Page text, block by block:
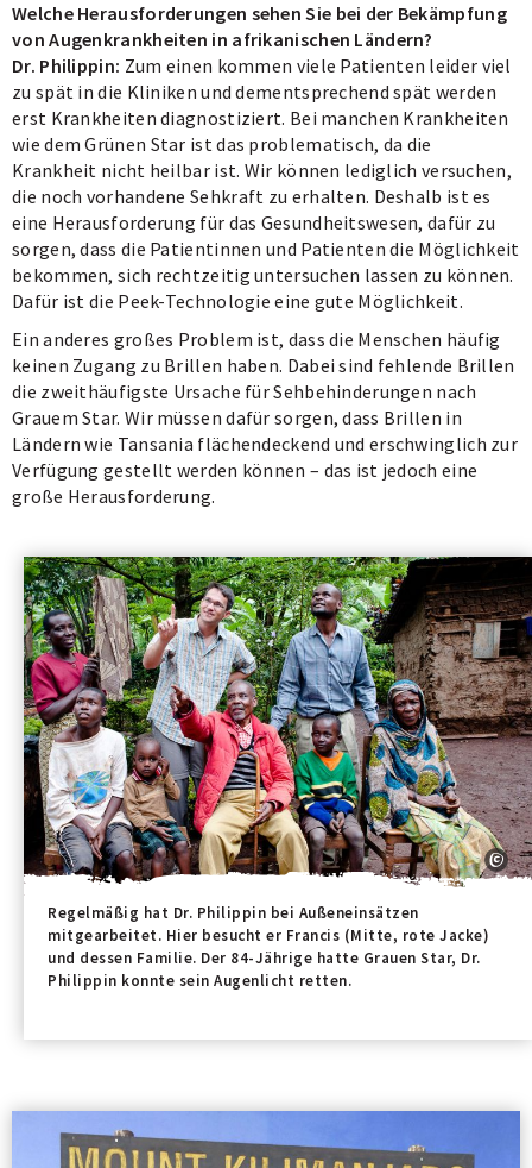
Regelmäßig hat Dr. Philippin bei Außeneinsätzen
mitgearbeitet. Hier besucht er Francis (Mitte, rote Jacke)
und dessen Familie. Der 84-Jährige hatte Grauen Star, Dr.
Philippin konnte sein Augenlicht retten.
Welche Herausforderungen sehen Sie bei der Bekämpfung
von Augenkrankheiten in afrikanischen Ländern?
Dr. Philippin: Zum einen kommen viele Patienten leider viel
zu spät in die Kliniken und dementsprechend spät werden
erst Krankheiten diagnostiziert. Bei manchen Krankheiten
wie dem Grünen Star ist das problematisch, da die
Krankheit nicht heilbar ist. Wir können lediglich versuchen,
die noch vorhandene Sehkraft zu erhalten. Deshalb ist es
eine Herausforderung für das Gesundheitswesen, dafür zu
sorgen, dass die Patientinnen und Patienten die Möglichkeit
bekommen, sich rechtzeitig untersuchen lassen zu können.
Dafür ist die Peek-Technologie eine gute Möglichkeit.
Ein anderes großes Problem ist, dass die Menschen häufig
keinen Zugang zu Brillen haben. Dabei sind fehlende Brillen
die zweithäufigste Ursache für Sehbehinderungen nach
Grauem Star. Wir müssen dafür sorgen, dass Brillen in
Ländern wie Tansania flächendeckend und erschwinglich zur
Verfügung gestellt werden können – das ist jedoch eine
große Herausforderung.